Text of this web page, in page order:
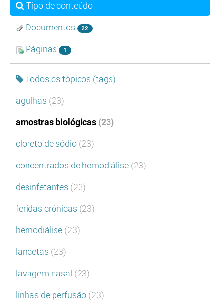
Tipo de conteúdo
Documentos 22
Páginas 1
Todos os tópicos (tags)
agulhas (23)
amostras biológicas (23)
cloreto de sódio (23)
concentrados de hemodiálise (23)
desinfetantes (23)
feridas crónicas (23)
hemodiálise (23)
lancetas (23)
lavagem nasal (23)
linhas de perfusão (23)